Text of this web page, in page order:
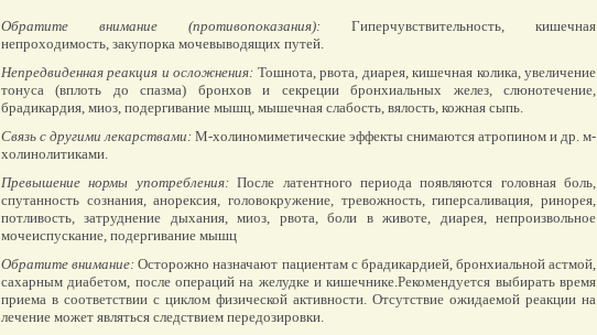
Обратите внимание (противопоказания): Гиперчувствительность, кишечная
непроходимость, закупорка мочевыводящих путей.
Непредвиденная реакция и осложнения: Тошнота, рвота, диарея, кишечная колика, увеличение
тонуса (вплоть до спазма) бронхов и секреции бронхиальных желез, слюнотечение,
брадикардия, миоз, подергивание мышц, мышечная слабость, вялость, кожная сыпь.
Связь с другими лекарствами: М-холиномиметические эффекты снимаются атропином и др. м-
холинолитиками.
Превышение нормы употребления:После латентного периода появляются головная боль,
спутанность сознания, анорексия, головокружение, тревожность, гиперсаливация, ринорея,
потливость, затруднение дыхания, миоз, рвота, боли в животе, диарея, непроизвольное
мочеиспускание, подергивание мышц
Обратите внимание: Осторожно назначают пациентам с брадикардией, бронхиальной астмой,
сахарным диабетом, после операций на желудке и кишечнике.Рекомендуется выбирать время
приема в соответствии с циклом физической активности. Отсутствие ожидаемой реакции на
лечение может являться следствием передозировки.